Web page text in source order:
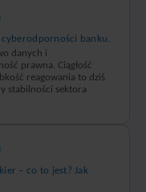
banku.
danych i
prawna. Ciągłość
reagowania to dziś
stabilności sektora
– co to jest? Jak